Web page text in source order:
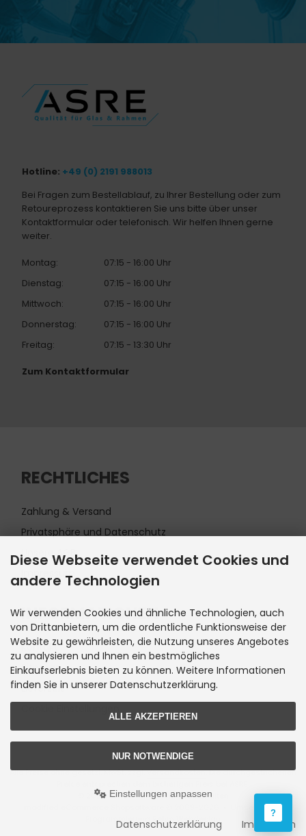
Hotline: +49 (0) 2191 988013
Bei Fragen zum Bestellablauf, zu Ihrer Bestellung oder zum
Retoureprozess kontaktieren Sie uns bitte über unser
Kontaktformular oder telefonisch. Wir helfen Ihnen gerne
weiter.
Montag:
07:15 - 16:00 Uhr
Dienstag:
07:15 - 16:00 Uhr
Mittwoch:
07:15 - 16:00 Uhr
Donnerstag:
07:15 - 16:00 Uhr
Freitag:
07:15 - 13:30 Uhr
Zum Kontaktformular
RECHTLICHES
Zahlung & Versand
Privatsphäre und Datenschutz
Unsere AGB
Impressum
INFORMATIONEN
Kontakt
Sitemap
Lieferzeit
Alle Preise ohne gesetzl. MwSt. zzgl.Versandkosten. Die durchgestrichenen
© 2026 ASRE • Alle Rechte vorbehalten
modified eCommerce Shopsoftware © 2009-2026 • Umsetzung &
Programmierung Rehm Webdesign
?
Diese Webseite verwendet Cookies und
andere Technologien
Wir verwenden Cookies und ähnliche Technologien, auch
von Drittanbietern, um die ordentliche Funktionsweise der
Website zu gewährleisten, die Nutzung unseres Angebotes
zu analysieren und Ihnen ein bestmögliches
Einkaufserlebnis bieten zu können. Weitere Informationen
finden Sie in unserer Datenschutzerklärung.
ALLE AKZEPTIEREN
NUR NOTWENDIGE
Einstellungen anpassen
Datenschutzerklärung Impressum